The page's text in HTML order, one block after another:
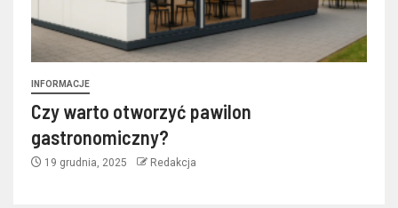
INFORMACJE
Czy warto otworzyć pawilon
gastronomiczny?
19 grudnia, 2025 Redakcja